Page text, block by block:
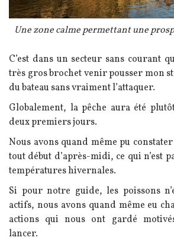
Légende
Une zone calme permettant une
Texte
C’est dans un secteur sans courant
très gros brochet venir pousser mon
du bateau sans vraiment l’attaquer.
Globalement, la pêche aura été
deux premiers jours.
Nous avons quand même pu
tout début d’après-midi, ce qui n’est
températures hivernales.
Si pour notre guide, les poissons
actifs, nous avons quand même eu
actions qui nous ont gardé
lancer.